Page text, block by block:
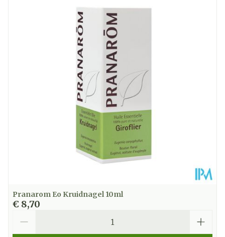
Kamertemperatuur (15°C -
25°C)
Pranarom Eo Kruidnagel 10ml
€ 8,70